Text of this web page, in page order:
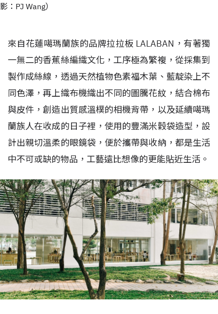
影：PJ Wang）
來自花蓮噶瑪蘭族的品牌拉拉板 LALABAN，有著獨
一無二的香蕉絲編織文化，工序極為繁複，從採集到
製作成絲線，透過天然植物色素福木葉、藍靛染上不
同色澤，再上織布機織出不同的圖騰花紋，結合棉布
與皮件，創造出質感溫樸的相機背帶，以及延續噶瑪
蘭族人在收成的日子裡，使用的豐滿米穀袋造型，設
計出親切溫柔的眼鏡袋，便於攜帶與收納，都是生活
中不可或缺的物品，工藝遠比想像的更能貼近生活。